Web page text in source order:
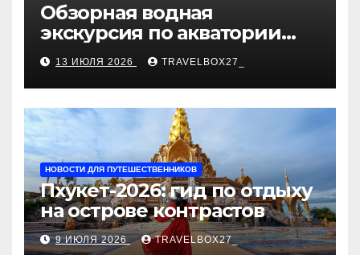
Обзорная водная
экскурсия по акватории
бухты Песчаная
13 ИЮЛЯ 2026 TRAVELBOX27_
НОВОСТИ ДЛЯ ПУТЕШЕСТВЕННИКОВ
Пхукет-2026: гид по отдыху
на острове контрастов
9 ИЮЛЯ 2026 TRAVELBOX27_